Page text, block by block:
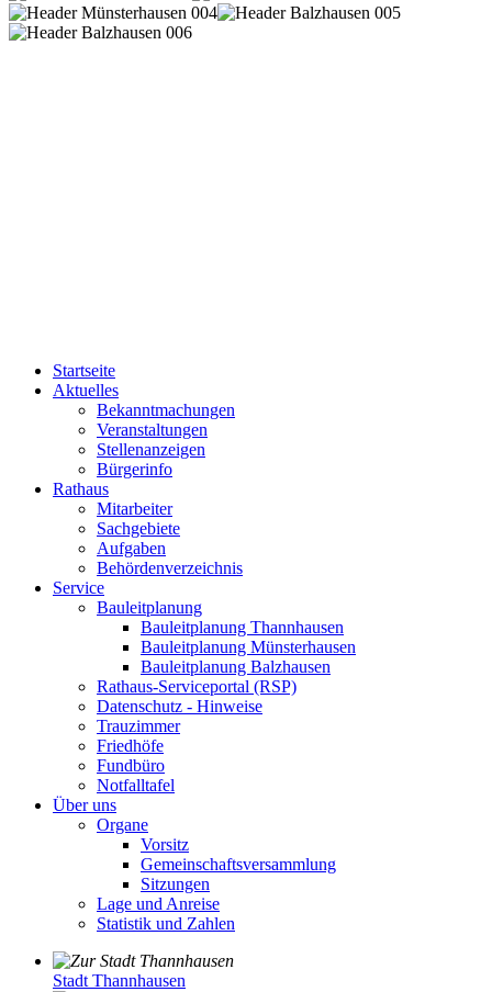
Startseite
Aktuelles
Bekanntmachungen
Veranstaltungen
Stellenanzeigen
Bürgerinfo
Rathaus
Mitarbeiter
Sachgebiete
Aufgaben
Behördenverzeichnis
Service
Bauleitplanung
Bauleitplanung Thannhausen
Bauleitplanung Münsterhausen
Bauleitplanung Balzhausen
Rathaus-Serviceportal (RSP)
Datenschutz - Hinweise
Trauzimmer
Friedhöfe
Fundbüro
Notfalltafel
Über uns
Organe
Vorsitz
Gemeinschaftsversammlung
Sitzungen
Lage und Anreise
Statistik und Zahlen
Stadt Thannhausen